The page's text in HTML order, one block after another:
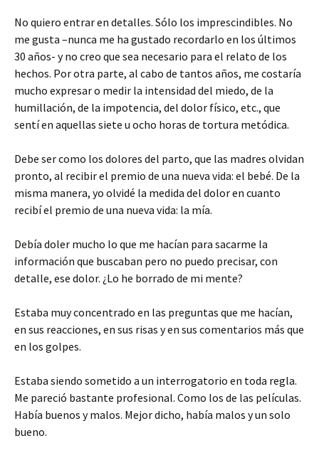
No quiero entrar en detalles. Sólo los imprescindibles. No
me gusta –nunca me ha gustado recordarlo en los últimos
30 años- y no creo que sea necesario para el relato de los
hechos. Por otra parte, al cabo de tantos años, me costaría
mucho expresar o medir la intensidad del miedo, de la
humillación, de la impotencia, del dolor físico, etc., que
sentí en aquellas siete u ocho horas de tortura metódica.
Debe ser como los dolores del parto, que las madres olvidan
pronto, al recibir el premio de una nueva vida: el bebé. De la
misma manera, yo olvidé la medida del dolor en cuanto
recibí el premio de una nueva vida: la mía.
Debía doler mucho lo que me hacían para sacarme la
información que buscaban pero no puedo precisar, con
detalle, ese dolor. ¿Lo he borrado de mi mente?
Estaba muy concentrado en las preguntas que me hacían,
en sus reacciones, en sus risas y en sus comentarios más que
en los golpes.
Estaba siendo sometido a un interrogatorio en toda regla.
Me pareció bastante profesional. Como los de las películas.
Había buenos y malos. Mejor dicho, había malos y un solo
bueno.